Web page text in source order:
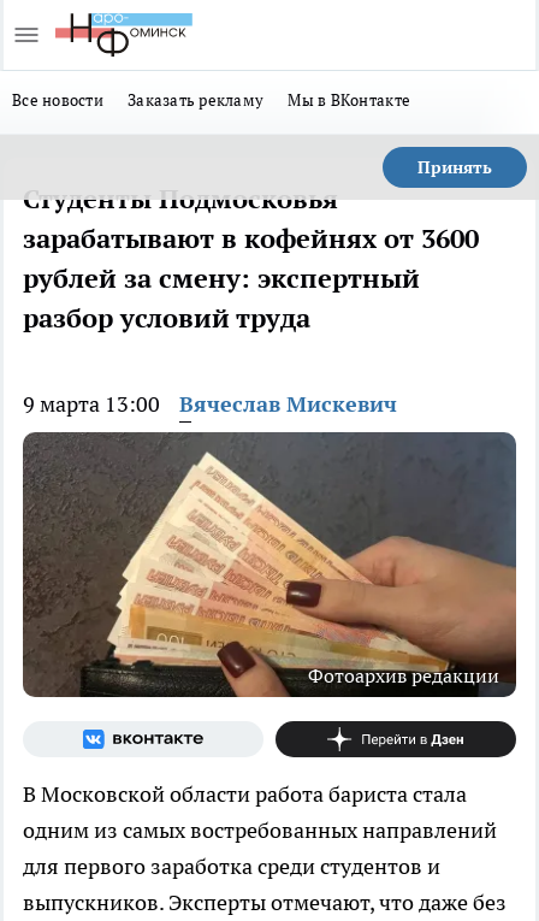
Все новости Заказать рекламу Мы в ВКонтакте
Принять
Студенты Подмосковья
зарабатывают в кофейнях от 3600
рублей за смену: экспертный
разбор условий труда
9 марта 13:00 Вячеслав Мискевич
Фотоархив редакции
В Московской области работа бариста стала
одним из самых востребованных направлений
для первого заработка среди студентов и
выпускников. Эксперты отмечают, что даже без